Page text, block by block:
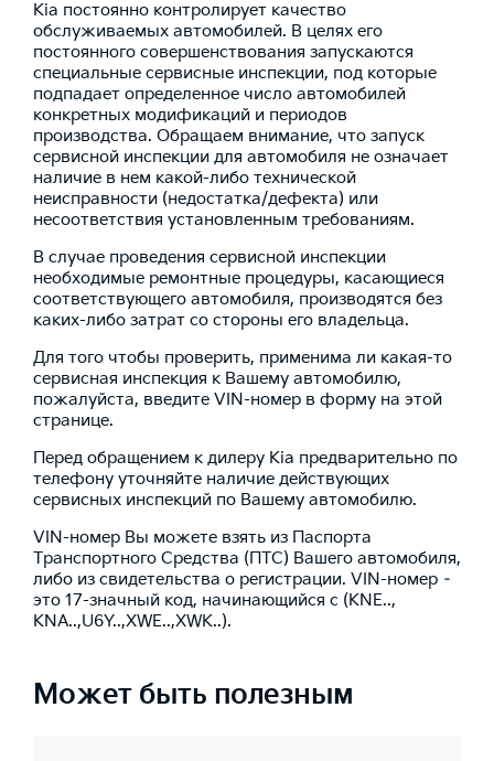
Kia постоянно контролирует качество
обслуживаемых автомобилей. В целях его
постоянного совершенствования запускаются
специальные сервисные инспекции, под которые
подпадает определенное число автомобилей
конкретных модификаций и периодов
производства. Обращаем внимание, что запуск
сервисной инспекции для автомобиля не означает
наличие в нем какой-либо технической
неисправности (недостатка/дефекта) или
несоответствия установленным требованиям.
В случае проведения сервисной инспекции
необходимые ремонтные процедуры, касающиеся
соответствующего автомобиля, производятся без
каких-либо затрат со стороны его владельца.
Для того чтобы проверить, применима ли какая-то
сервисная инспекция к Вашему автомобилю,
пожалуйста, введите VIN-номер в форму на этой
странице.
Перед обращением к дилеру Kia предварительно по
телефону уточняйте наличие действующих
сервисных инспекций по Вашему автомобилю.
VIN-номер Вы можете взять из Паспорта
Транспортного Средства (ПТС) Вашего автомобиля,
либо из свидетельства о регистрации. VIN-номер –
это 17-значный код, начинающийся с (KNE..,
KNA..,U6Y..,XWE..,XWK..).
Может быть полезным